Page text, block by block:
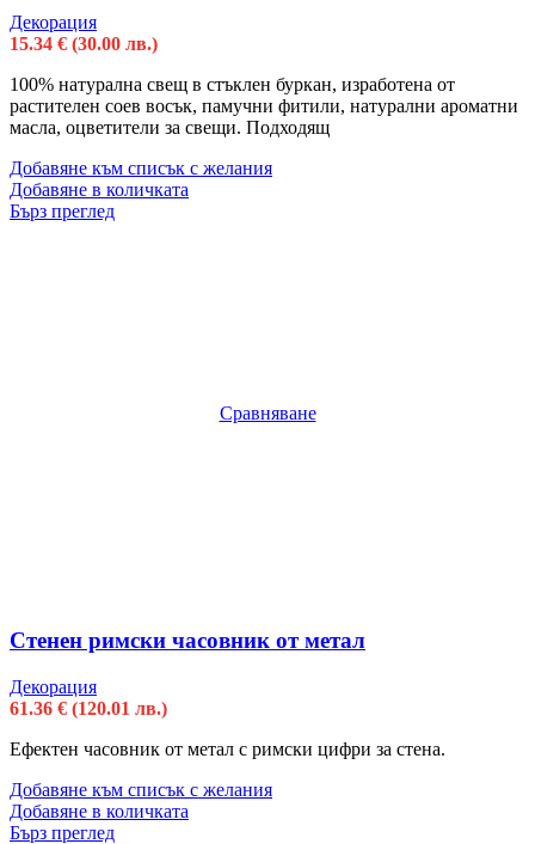
Декорация
15.34 € (30.00 лв.)
100% натурална свещ в стъклен буркан, изработена от
растителен соев восък, памучни фитили, натурални ароматни
масла, оцветители за свещи. Подходящ
Добавяне към списък с желания
Добавяне в количката
Бърз преглед
Сравняване
Стенен римски часовник от метал
Декорация
61.36 € (120.01 лв.)
Ефектен часовник от метал с римски цифри за стена.
Добавяне към списък с желания
Добавяне в количката
Бърз преглед